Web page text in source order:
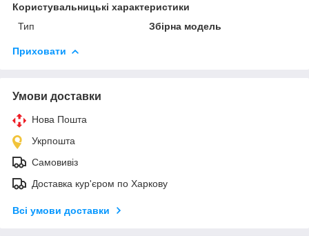
Користувальницькі характеристики
Тип
Збірна модель
Приховати
Умови доставки
Нова Пошта
Укрпошта
Самовивіз
Доставка кур'єром по Харкову
Всі умови доставки